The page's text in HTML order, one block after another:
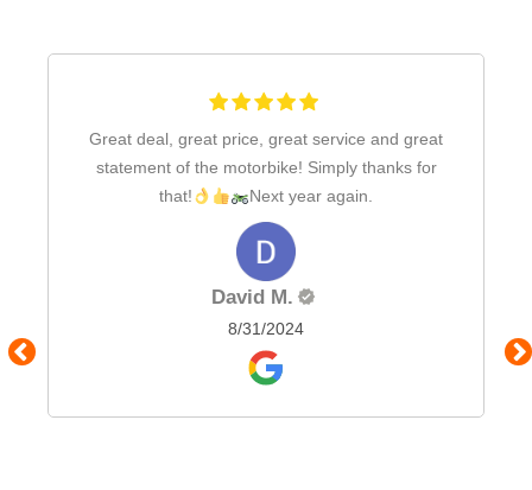
Great deal, great price, great service and great
statement of the motorbike! Simply thanks for
that!
Next year again.
David M.
8/31/2024